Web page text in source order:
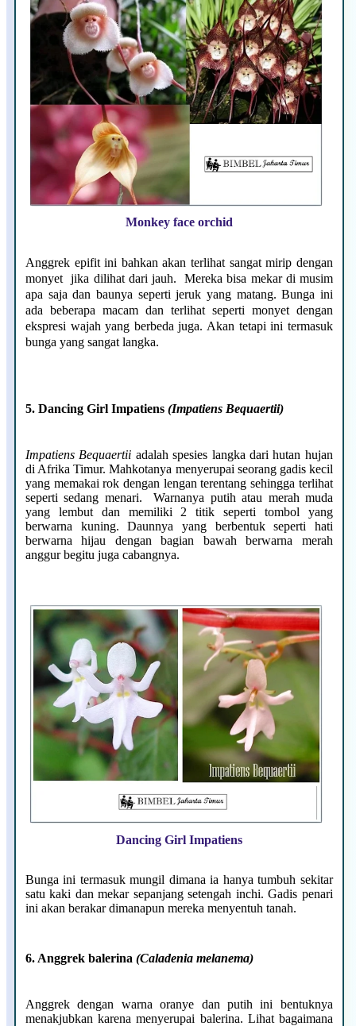
Monkey face orchid
Anggrek epifit ini bahkan akan terlihat sangat mirip dengan
monyet jika dilihat dari jauh. Mereka bisa mekar di musim
apa saja dan baunya seperti jeruk yang matang. Bunga ini
ada beberapa macam dan terlihat seperti monyet dengan
ekspresi wajah yang berbeda juga. Akan tetapi ini termasuk
bunga yang sangat langka.
5. Dancing Girl Impatiens (Impatiens Bequaertii)
Impatiens Bequaertii adalah spesies langka dari hutan hujan
di Afrika Timur. Mahkotanya menyerupai seorang gadis kecil
yang memakai rok dengan lengan terentang sehingga terlihat
seperti sedang menari. Warnanya putih atau merah muda
yang lembut dan memiliki 2 titik seperti tombol yang
berwarna kuning. Daunnya yang berbentuk seperti hati
berwarna hijau dengan bagian bawah berwarna merah
anggur begitu juga cabangnya.
Dancing Girl Impatiens
Bunga ini termasuk mungil dimana ia hanya tumbuh sekitar
satu kaki dan mekar sepanjang setengah inchi. Gadis penari
ini akan berakar dimanapun mereka menyentuh tanah.
6. Anggrek balerina (Caladenia melanema)
Anggrek dengan warna oranye dan putih ini bentuknya
menakjubkan karena menyerupai balerina. Lihat bagaimana